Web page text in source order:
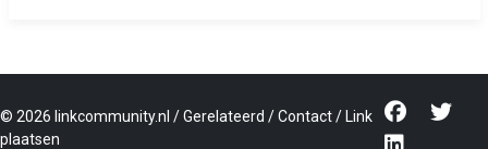
© 2026 linkcommunity.nl /Gerelateerd /Contact/ Link
plaatsen